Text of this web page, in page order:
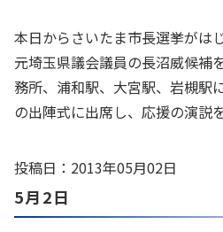
本日からさいたま市長選挙がは
元埼玉県議会議員の長沼威候補
務所、浦和駅、大宮駅、岩槻駅
の出陣式に出席し、応援の演説
投稿日：2013年05月02日
5月2日